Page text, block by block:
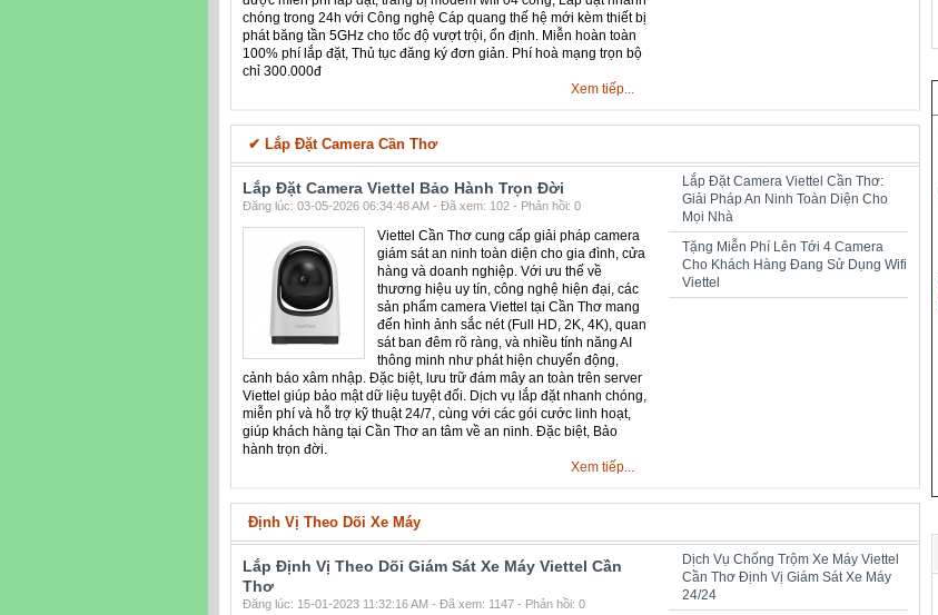
chóng trong 24h với Công nghệ Cáp quang thế hệ mới kèm thiết bị
phát băng tần 5GHz cho tốc độ vượt trội, ổn định. Miễn hoàn toàn
100% phí lắp đặt, Thủ tục đăng ký đơn giản. Phí hoà mạng trọn bộ
chỉ 300.000đ
Xem tiếp...
✔‎ Lắp Đặt Camera Cần Thơ
Lắp Đặt Camera Viettel Bảo Hành Trọn Đời
Đăng lúc: 03-05-2026 06:34:48 AM - Đã xem: 102 - Phản hồi: 0
Viettel Cần Thơ cung cấp giải pháp camera
giám sát an ninh toàn diện cho gia đình, cửa
hàng và doanh nghiệp. Với ưu thế về
thương hiệu uy tín, công nghệ hiện đại, các
sản phẩm camera Viettel tại Cần Thơ mang
đến hình ảnh sắc nét (Full HD, 2K, 4K), quan
sát ban đêm rõ ràng, và nhiều tính năng AI
thông minh như phát hiện chuyển động,
cảnh báo xâm nhập. Đặc biệt, lưu trữ đám mây an toàn trên server
Viettel giúp bảo mật dữ liệu tuyệt đối. Dịch vụ lắp đặt nhanh chóng,
miễn phí và hỗ trợ kỹ thuật 24/7, cùng với các gói cước linh hoạt,
giúp khách hàng tại Cần Thơ an tâm về an ninh. Đặc biệt, Bảo
hành trọn đời.
Xem tiếp...
Lắp Đặt Camera Viettel Cần Thơ:
Giải Pháp An Ninh Toàn Diện Cho
Mọi Nhà
Tặng Miễn Phí Lên Tới 4 Camera
Cho Khách Hàng Đang Sử Dụng Wifi
Viettel
Định Vị Theo Dõi Xe Máy
Lắp Định Vị Theo Dõi Giám Sát Xe Máy Viettel Cần
Thơ
Đăng lúc: 15-01-2023 11:32:16 AM - Đã xem: 1147 - Phản hồi: 0
Dịch Vụ Chống Trộm Xe Máy Viettel
Cần Thơ Định Vị Giám Sát Xe Máy
24/24